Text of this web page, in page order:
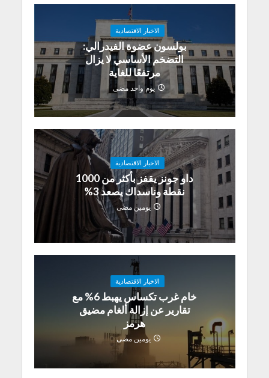
الاخبار الاقتصادية
بولسون عضوة الفيدرالي:
التضخم الأساسي لا يزال
مرتفعًا للغاية
يوم واحد مضى
الاخبار الاقتصادية
داو جونز يقفز بأكثر من 1000
نقطة وناسداك يصعد 3%
يومين مضى
الاخبار الاقتصادية
خام غرب تكساس يهبط 6% مع
تقارير عن إزالة ألغام مضيق
هرمز
يومين مضى